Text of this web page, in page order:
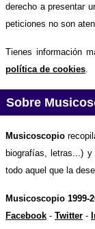
derecho a presentar
peticiones no son
Tienes información
política de cookies
Sobre
Musicoscopio
biografías, letras...)
todo aquel que la
Musicoscopio 1999-
Facebook - Twitter -